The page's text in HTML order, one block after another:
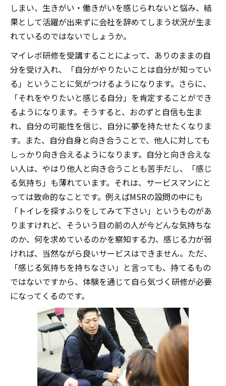
しまい、生きがい・働きがいを感じられないと悩み、結
果として活躍が出来ずに会社を辞めてしまう状況が生ま
れているのではないでしょうか。
マイレボ研修を受講することによって、ありのままの自
分を受け入れ、「自分がやりたいことは自分が知ってい
る」ということに気がつけるようになります。さらに、
「それをやりたいと感じる自分」を肯定することができ
るようになります。そうすると、おのずと自信も生ま
れ、自分の可能性を信じ、自分に夢を持たせたくなりま
す。また、自分自身と向き合うことで、他人に対しても
しっかり向き合えるようになります。自分と向き合えな
い人は、やはり他人と向き合うことも苦手だし、「感じ
る気持ち」も薄れています。それは、サービスマンにと
っては致命的なことです。例えばMSRの設問の中にも
「トイレを探すふりをしてみて下さい」というものがあ
りますけれど、そういう目の前の人が今どんな気持ちな
のか、何を求めているのかを察知する力、感じる力が弱
ければ、当然ながら良いサービスはできません。ただ、
「感じる気持ちを持ちなさい」と言っても、持てるもの
ではないですから、体験を通じて自ら気づく研修が必要
になってくるのです。